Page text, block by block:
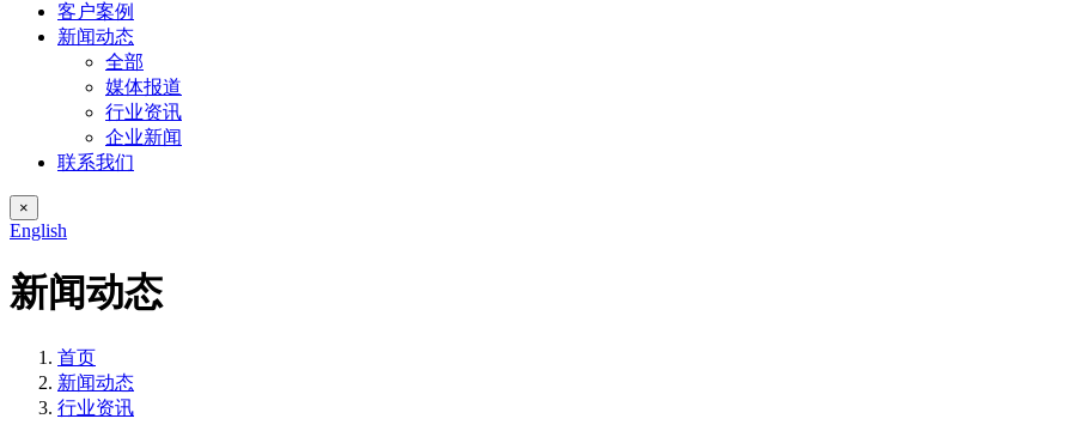
客户案例
新闻动态
全部
媒体报道
行业资讯
企业新闻
联系我们
×
English
新闻动态
首页
新闻动态
行业资讯